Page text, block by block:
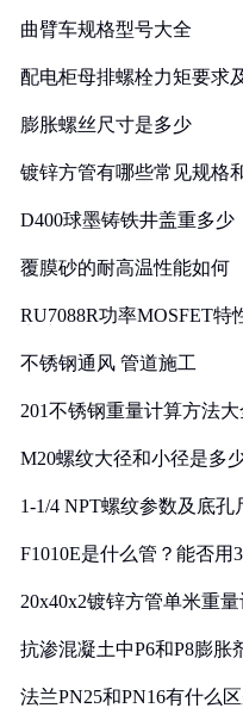
曲臂车规格型号大全
配电柜母排螺栓力矩要求
膨胀螺丝尺寸是多少
镀锌方管有哪些常见规格
D400球墨铸铁井盖重多少
覆膜砂的耐高温性能如何
RU7088R功率MOSFET
不锈钢通风 管道施工
201不锈钢重量计算方法大
M20螺纹大径和小径是多
1-1/4 NPT螺纹参数及底孔
F1010E是什么管？能否用
20x40x2镀锌方管单米重
抗渗混凝土中P6和P8膨胀
法兰PN25和PN16有什么区